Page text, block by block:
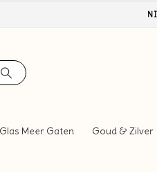
Meer Gaten Goud & Zilver